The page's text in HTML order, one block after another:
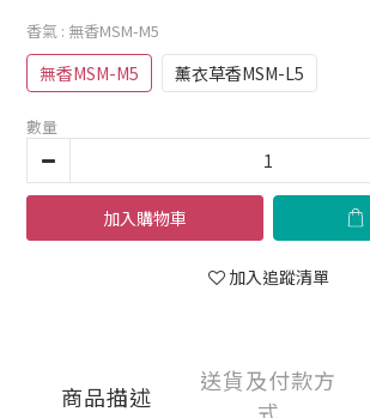
香氣 : 無香MSM-M5
無香MSM-M5 薰衣草香MSM-L5
數量
加入購物車
加入追蹤清單
商品描述
送貨及付款方